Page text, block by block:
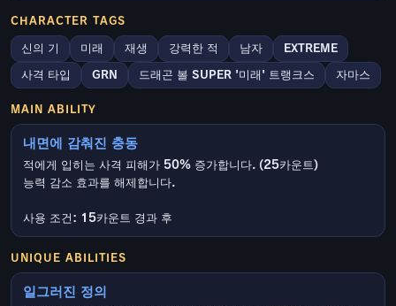
CHARACTER TAGS
신의 기 미래 재생 강력한 적 남자 EXTREME
사격 타입 GRN 드래곤 볼 SUPER '미래' 트랭크스 자마스
MAIN ABILITY
내면에 감춰진 충동
적에게 입히는 사격 피해가 50% 증가합니다. (25카운트)
능력 감소 효과를 해제합니다.
사용 조건: 15카운트 경과 후
UNIQUE ABILITIES
일그러진 정의